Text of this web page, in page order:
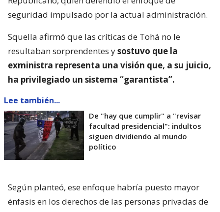
seguridad impulsado por la actual administración.
Squella afirmó que las críticas de Tohá no le
resultaban sorprendentes ysostuvo que la
exministra representa una visión que, a su juicio,
ha privilegiado un sistema “garantista”.
Lee también...
De "hay que cumplir" a "revisar
facultad presidencial": indultos
siguen dividiendo al mundo
político
Según planteó, ese enfoque habría puesto mayor
énfasis en los derechos de las personas privadas de